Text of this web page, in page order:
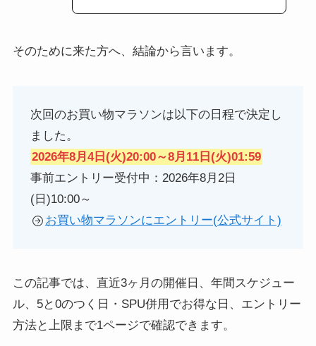
そのために来た方へ、結論から言います。
次回のお買い物マラソンは以下の日程で決定し
ました。
2026年8月4日(火)20:00～8月11日(火)01:59
事前エントリー受付中：2026年8月2日
(日)10:00～
お買い物マラソンにエントリー(公式サイト)
この記事では、直近3ヶ月の開催日、年間スケジュー
ル、5と0のつく日・SPU併用でお得な日、エントリー
方法と上限まで1ページで確認できます。